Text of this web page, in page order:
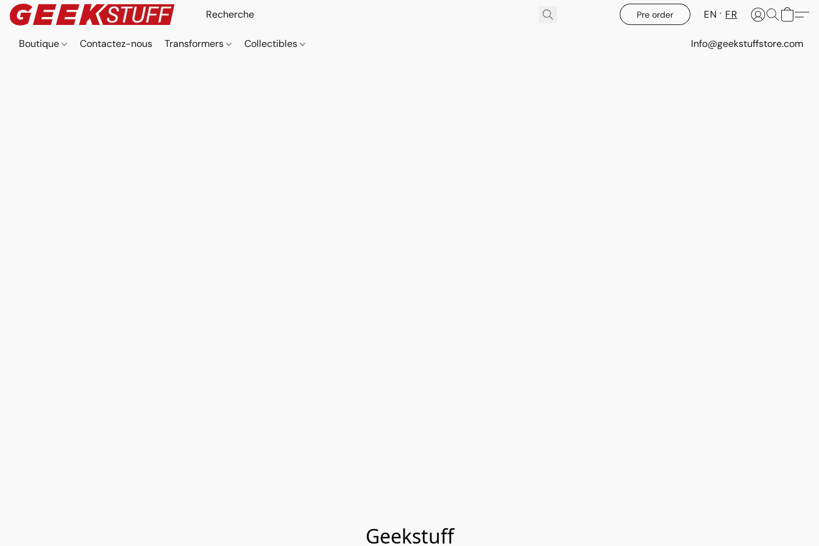
Pre order EN FR
Boutique Contactez-nous Transformers Collectibles Info@geekstuffstore.com
Geekstuff